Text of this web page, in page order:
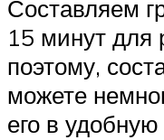
Составляем
15 минут для
поэтому,
можете
его в